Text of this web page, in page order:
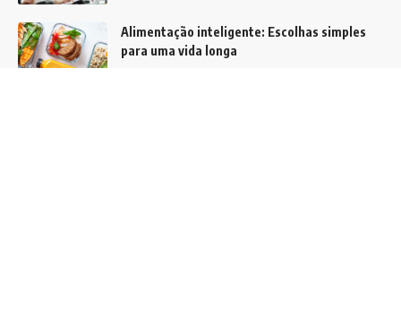
Alimentação inteligente: Escolhas simples
para uma vida longa